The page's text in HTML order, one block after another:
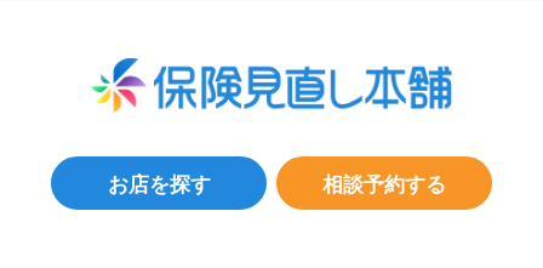
相談予約する
お店を探す